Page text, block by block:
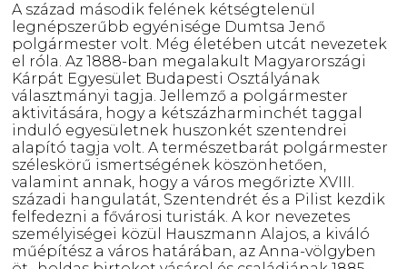
A század második felének kétségtelenül
legnépszerűbb egyénisége Dumtsa Jenő
polgármester volt. Még életében utcát nevezetek
el róla. Az 1888-ban megalakult Magyarországi
Kárpát Egyesület Budapesti Osztályának
választmányi tagja. Jellemző a polgármester
aktivitására, hogy a kétszázharminchét taggal
induló egyesületnek huszonkét szentendrei
alapító tagja volt. A természetbarát polgármester
széleskörű ismertségének köszönhetően,
valamint annak, hogy a város megőrizte XVIII.
századi hangulatát, Szentendrét és a Pilist kezdik
felfedezni a fővárosi turisták. A kor nevezetes
személyiségei közül Hauszmann Alajos, a kiváló
műépítész a város határában, az Anna-völgyben